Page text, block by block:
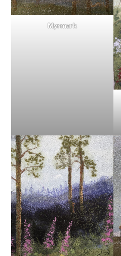
Myrmark